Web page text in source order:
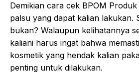
Demikian cara cek BPOM
palsu yang dapat kalian lakukan.
bukan? Walaupun kelihatannya
kaliani harus ingat bahwa
kosmetik yang hendak kalian
penting untuk dilakukan.